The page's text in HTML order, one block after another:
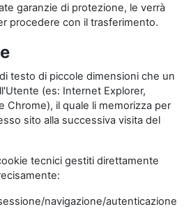
garanzie di protezione, le verrà
procedere con il trasferimento.
testo di piccole dimensioni che un
(es: Internet Explorer,
Chrome), il quale li memorizza per
sito alla successiva visita del
tecnici gestiti direttamente
navigazione/autenticazione